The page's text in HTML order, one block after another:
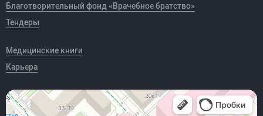
Благотворительный фонд «Врачебное братство»
Тендеры
Медицинские книги
Карьера